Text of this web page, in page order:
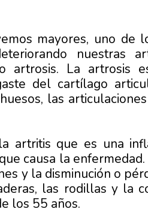
mayores, uno
nuestras
artrosis. La artrosis
del cartílago
las
artritis que es una
causa la
y la disminución o
las rodillas y la
los 55 años.